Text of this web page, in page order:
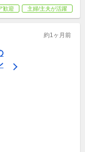
歓迎 主婦/主夫が活躍
約1ヶ月前